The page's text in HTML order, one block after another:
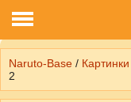
Naruto-Base /
2